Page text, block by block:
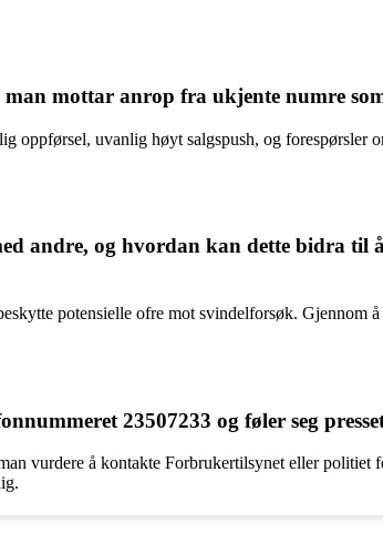
mottar anrop fra ukjente numre
oppførsel, uvanlig høyt salgspush, og forespørsler
andre, og hvordan kan dette bidra til
potensielle ofre mot svindelforsøk. Gjennom
23507233 og føler seg
vurdere å kontakte Forbrukertilsynet eller politiet